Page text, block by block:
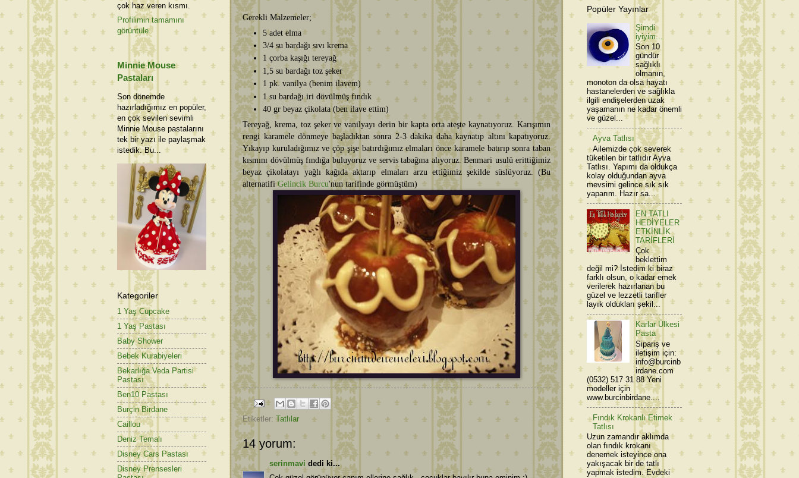
Gerekli Malzemeler;
5 adet elma
3/4 su bardağı sıvı krema
1 çorba kaşığı tereyağ
1,5 su bardağı toz şeker
1 pk. vanilya (benim ilavem)
1 su bardağı iri dövülmüş fındık
40 gr beyaz çikolata (ben ilave ettim)
Tereyağ, krema, toz şeker ve vanilyayı derin bir kapta orta ateşte kaynatıyoruz. Karışımın
rengi karamele dönmeye başladıktan sonra 2-3 dakika daha kaynatıp altını kapatıyoruz.
Yıkayıp kuruladığımız ve çöp şişe batırdığımız elmaları önce karamele batırıp sonra taban
kısmını dövülmüş fındığa buluyoruz ve servis tabağına alıyoruz. Benmari usulü erittiğimiz
beyaz çikolatayı yağlı kağıda aktarıp elmaları arzu ettiğimiz şekilde süslüyoruz. (Bu
alternatifiGelincik Burcu'nun tarifinde görmüştüm)
Etiketler:Tatlılar
14 yorum:
serinmavi dedi ki...
çok haz veren kısmı.
Profilimin tamamını
görüntüle
Minnie Mouse
Pastaları
Son dönemde
hazırladığımız en popüler,
en çok sevilen sevimli
Minnie Mouse pastalarını
tek bir yazı ile paylaşmak
istedik. Bu...
Kategoriler
1 Yaş Cupcake
1 Yaş Pastası
Baby Shower
Bebek Kurabiyeleri
Bekarlığa Veda Partisi
Pastası
Ben10 Pastası
Burçin Birdane
Caillou
Deniz Temalı
Disney Cars Pastası
Disney Prensesleri
Popüler Yayınlar
Şimdi
iyiyim...
Son 10
gündür
sağlıklı
olmanın,
monoton da olsa hayatı
hastanelerden ve sağlıkla
ilgili endişelerden uzak
yaşamanın ne kadar önemli
ve güzel...
Ayva Tatlısı
Ailemizde çok severek
tüketilen bir tatlıdır Ayva
Tatlısı. Yapımı da oldukça
kolay olduğundan ayva
mevsimi gelince sık sık
yaparım. Hazır sa...
EN TATLI
HEDİYELER
ETKİNLİK
TARİFLERİ
Çok
beklettim
değil mi? İstedim ki biraz
farklı olsun, o kadar emek
verilerek hazırlanan bu
güzel ve lezzetli tarifler
layık oldukları şekil...
Karlar Ülkesi
Pasta
Sipariş ve
iletişim için:
info@burcinb
irdane.com
(0532) 517 31 88 Yeni
modeller için
www.burcinbirdane....
Fındık Krokanlı Etimek
Tatlısı
Uzun zamandır aklımda
olan fındık krokanı
denemek isteyince ona
yakışacak bir de tatlı
yapmak istedim. Evdeki